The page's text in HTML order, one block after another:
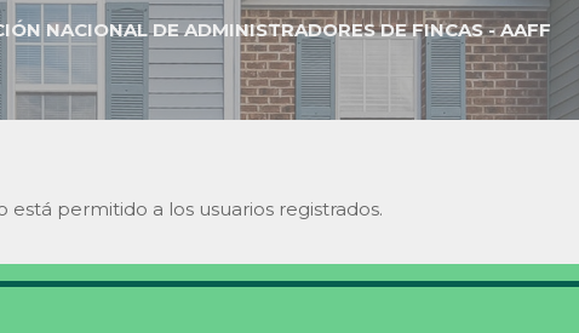
NACIONAL DE ADMINISTRADORES DE FINCAS - AAFF
está permitido a los usuarios registrados.